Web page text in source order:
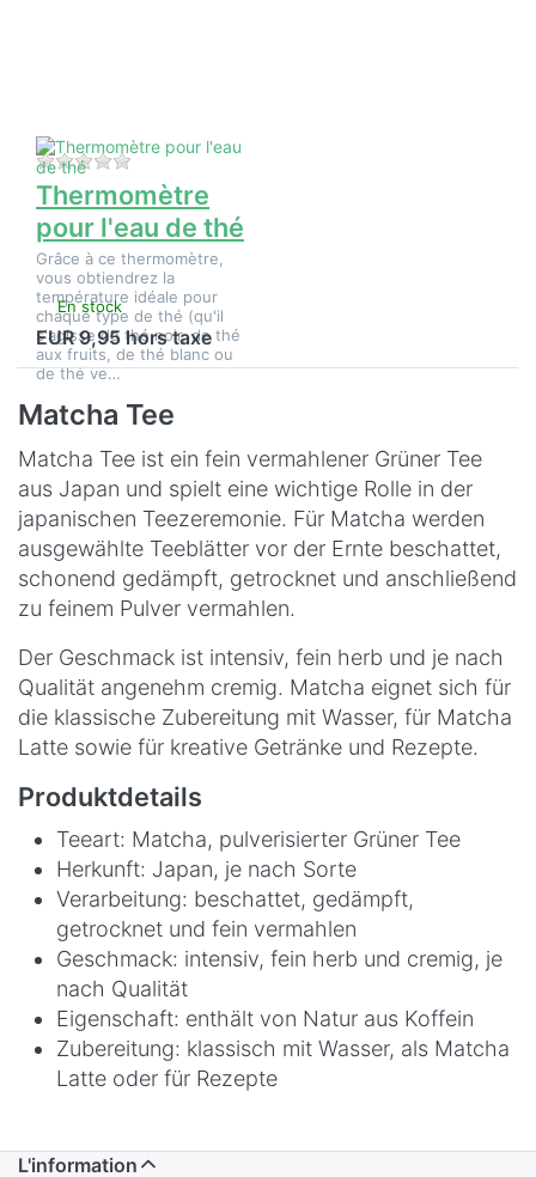
Il n'y a pas encore d'avis sur ce produit.
Thermomètre
pour l'eau de thé
Grâce à ce thermomètre,
vous obtiendrez la
température idéale pour
chaque type de thé (qu'il
s'agisse de thé noir, de thé
aux fruits, de thé blanc ou
de thé ve…
En stock
EUR 9,95 hors taxe
Matcha Tee
Matcha Tee ist ein fein vermahlener Grüner Tee
aus Japan und spielt eine wichtige Rolle in der
japanischen Teezeremonie. Für Matcha werden
ausgewählte Teeblätter vor der Ernte beschattet,
schonend gedämpft, getrocknet und anschließend
zu feinem Pulver vermahlen.
Der Geschmack ist intensiv, fein herb und je nach
Qualität angenehm cremig. Matcha eignet sich für
die klassische Zubereitung mit Wasser, für Matcha
Latte sowie für kreative Getränke und Rezepte.
Produktdetails
Teeart: Matcha, pulverisierter Grüner Tee
Herkunft: Japan, je nach Sorte
Verarbeitung: beschattet, gedämpft,
getrocknet und fein vermahlen
Geschmack: intensiv, fein herb und cremig, je
nach Qualität
Eigenschaft: enthält von Natur aus Koffein
Zubereitung: klassisch mit Wasser, als Matcha
Latte oder für Rezepte
L'information